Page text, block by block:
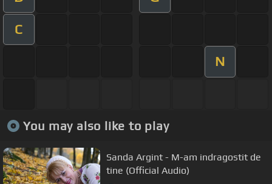
C
N
You may also like to play
Sanda Argint - M-am indragostit de
tine (Official Audio)